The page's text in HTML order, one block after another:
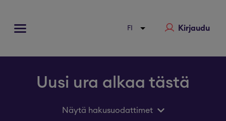
Kirjaudu
Uusi ura alkaa tästä
Näytä hakusuodattimet